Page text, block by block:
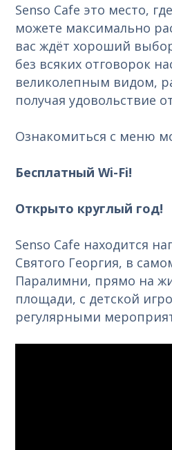
Senso Cafe это место,
можете максимально
вас ждёт хороший
без всяких отговорок
великолепным видом,
получая удовольствие
Ознакомиться с меню
Бесплатный Wi-Fi!
Открыто круглый год!
Senso Cafe находится
Святого Георгия, в
Паралимни, прямо на
площади, с детской
регулярными